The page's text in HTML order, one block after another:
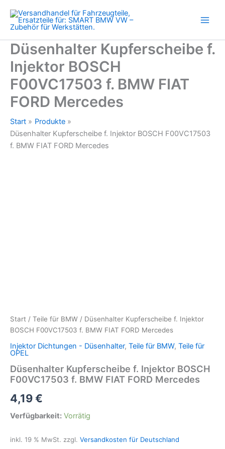
Inhalt
springen
Düsenhalter Kupferscheibe f.
Injektor BOSCH
F00VC17503 f. BMW FIAT
FORD Mercedes
Start
Produkte
Düsenhalter Kupferscheibe f. Injektor BOSCH F00VC17503
f. BMW FIAT FORD Mercedes
Start / Teile für BMW / Düsenhalter Kupferscheibe f. Injektor
BOSCH F00VC17503 f. BMW FIAT FORD Mercedes
Injektor Dichtungen - Düsenhalter, Teile für BMW, Teile für
OPEL
Düsenhalter Kupferscheibe f. Injektor BOSCH
F00VC17503 f. BMW FIAT FORD Mercedes
4,19€
Verfügbarkeit: Vorrätig
inkl. 19 % MwSt. zzgl. Versandkosten für Deutschland
f.
BMW
FIAT
FORD
Mercedes
Menge